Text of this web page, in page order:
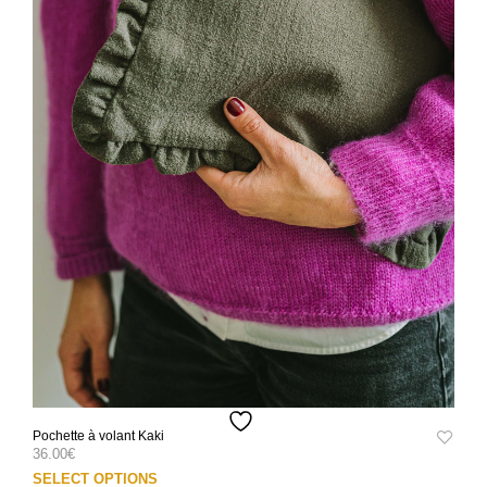
du
Pochette à volant Kaki
36.00€
SELECT OPTIONS